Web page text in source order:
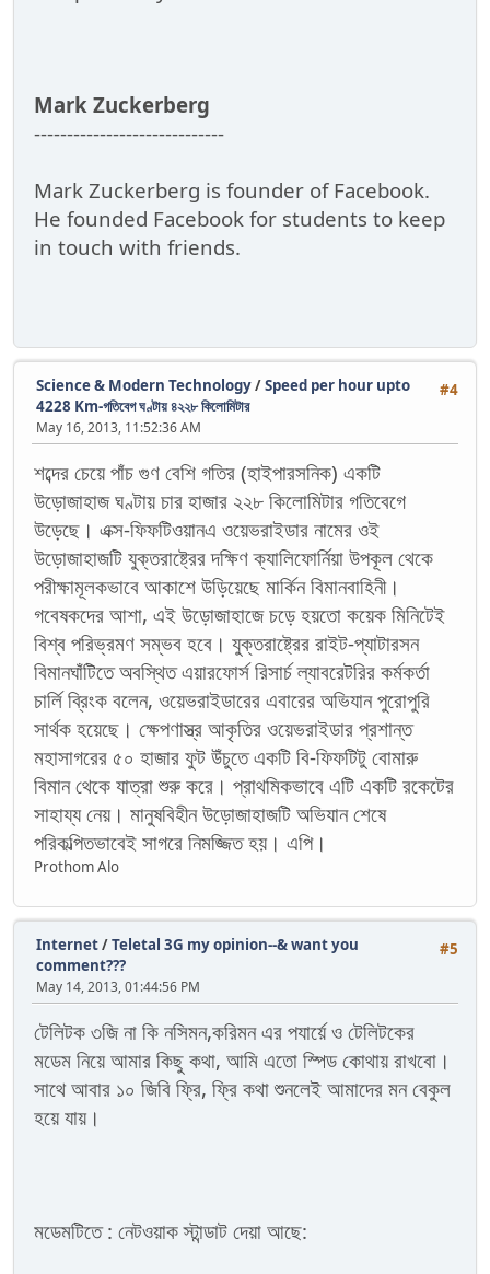
Mark Zuckerberg
-----------------------------
Mark Zuckerberg is founder of Facebook.
He founded Facebook for students to keep
in touch with friends.
#4
Science & Modern Technology/Speed per hour upto
4228 Km-গতিবেগ ঘণ্টায় ৪২২৮ কিলোমিটার
May 16, 2013, 11:52:36 AM
শব্দের চেয়ে পাঁচ গুণ বেশি গতির (হাইপারসনিক) একটি
উড়োজাহাজ ঘণ্টায় চার হাজার ২২৮ কিলোমিটার গতিবেগে
উড়েছে। এক্স-ফিফটিওয়ানএ ওয়েভরাইডার নামের ওই
উড়োজাহাজটি যুক্তরাষ্ট্রের দক্ষিণ ক্যালিফোর্নিয়া উপকূল থেকে
পরীক্ষামূলকভাবে আকাশে উড়িয়েছে মার্কিন বিমানবাহিনী।
গবেষকদের আশা, এই উড়োজাহাজে চড়ে হয়তো কয়েক মিনিটেই
বিশ্ব পরিভ্রমণ সম্ভব হবে। যুক্তরাষ্ট্রের রাইট-প্যাটারসন
বিমানঘাঁটিতে অবস্থিত এয়ারফোর্স রিসার্চ ল্যাবরেটরির কর্মকর্তা
চার্লি ব্রিংক বলেন, ওয়েভরাইডারের এবারের অভিযান পুরোপুরি
সার্থক হয়েছে। ক্ষেপণাস্ত্র আকৃতির ওয়েভরাইডার প্রশান্ত
মহাসাগরের ৫০ হাজার ফুট উঁচুতে একটি বি-ফিফটিটু বোমারু
বিমান থেকে যাত্রা শুরু করে। প্রাথমিকভাবে এটি একটি রকেটের
সাহায্য নেয়। মানুষবিহীন উড়োজাহাজটি অভিযান শেষে
পরিকল্পিতভাবেই সাগরে নিমজ্জিত হয়। এপি।
Prothom Alo
#5
Internet/Teletal 3G my opinion--& want you
comment???
May 14, 2013, 01:44:56 PM
টেলিটক ৩জি না কি নসিমন,করিমন এর পযার্য়ে ও টেলিটকের
মডেম নিয়ে আমার কিছু কথা, আমি এতো স্পিড কোথায় রাখবো।
সাথে আবার ১০ জিবি ফ্রি, ফ্রি কথা শুনলেই আমাদের মন বেকুল
হয়ে যায়।
মডেমটিতে : নেটওয়াক স্টান্ডাট দেয়া আছে: